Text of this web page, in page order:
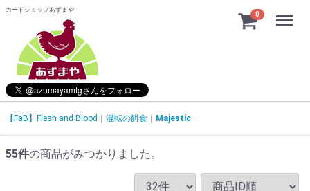
カードショップあずまや
0 Menu
【FaB】Flesh and Blood 混転の餌食 Majestic
55件の商品がみつかりました。